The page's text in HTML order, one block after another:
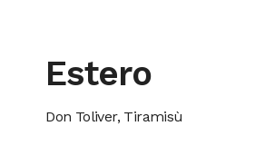
Estero
Don Toliver, Tiramisù